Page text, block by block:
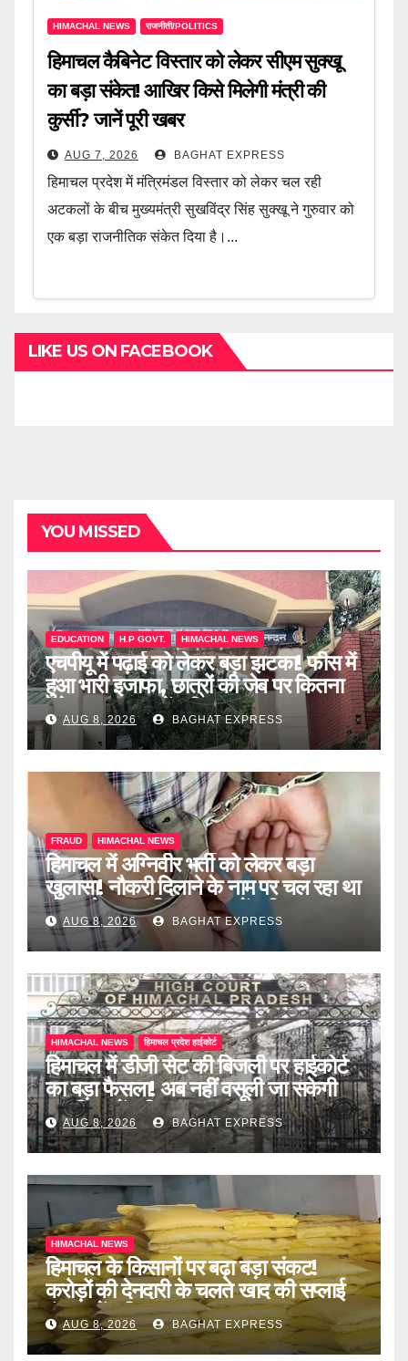
HIMACHAL NEWS राजनीती/POLITICS
हिमाचल कैबिनेट विस्तार को लेकर सीएम सुक्खू
का बड़ा संकेत! आखिर किसे मिलेगी मंत्री की
कुर्सी? जानें पूरी खबर
AUG 7, 2026 BAGHAT EXPRESS
हिमाचल प्रदेश में मंत्रिमंडल विस्तार को लेकर चल रही
अटकलों के बीच मुख्यमंत्री सुखविंद्र सिंह सुक्खू ने गुरुवार को
एक बड़ा राजनीतिक संकेत दिया है।...
LIKE US ON FACEBOOK
YOU MISSED
EDUCATION H.P GOVT. HIMACHAL NEWS
एचपीयू में पढ़ाई को लेकर बड़ा झटका! फीस में
हुआ भारी इजाफा, छात्रों की जेब पर कितना
पड़ेगा असर? जानें पूरी खबर
AUG 8, 2026 BAGHAT EXPRESS
FRAUD HIMACHAL NEWS
हिमाचल में अग्निवीर भर्ती को लेकर बड़ा
खुलासा! नौकरी दिलाने के नाम पर चल रहा था
खेल, दो दलाल गिरफ्तार, जानें पूरी खबर
AUG 8, 2026 BAGHAT EXPRESS
HIMACHAL NEWS हिमाचल प्रदेश हाईकोर्ट
हिमाचल में डीजी सेट की बिजली पर हाईकोर्ट
का बड़ा फैसला! अब नहीं वसूली जा सकेगी
ड्यूटी, जानें पूरी खबर
AUG 8, 2026 BAGHAT EXPRESS
HIMACHAL NEWS
हिमाचल के किसानों पर बढ़ा बड़ा संकट!
करोड़ों की देनदारी के चलते खाद की सप्लाई
बंद, जानें पूरी खबर
AUG 8, 2026 BAGHAT EXPRESS